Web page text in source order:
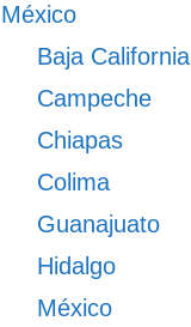
México
Baja California
Campeche
Chiapas
Colima
Guanajuato
Hidalgo
México